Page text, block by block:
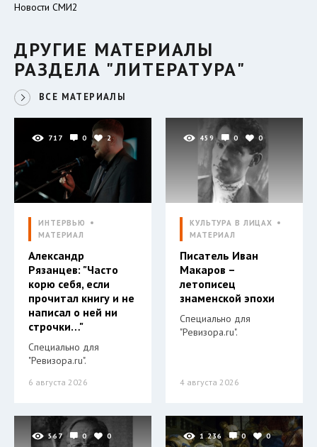
Новости СМИ2
ДРУГИЕ МАТЕРИАЛЫ
РАЗДЕЛА "ЛИТЕРАТУРА"
ВСЕ МАТЕРИАЛЫ
717 0 2
ИНТЕРВЬЮ
МАТЕРИАЛ
Александр
Рязанцев: "Часто
корю себя, если
прочитал книгу и не
написал о ней ни
строчки…"
Специально для
"Ревизора.ru".
6 августа 2026
459 0 0
КУЛЬТУРА В ЛИЦАХ
МАТЕРИАЛ
Писатель Иван
Макаров –
летописец
знаменской эпохи
Специально для
"Ревизора.ru".
4 августа 2026
567 0 0 1 236 0 0